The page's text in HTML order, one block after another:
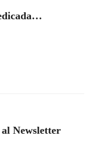
Newsletter